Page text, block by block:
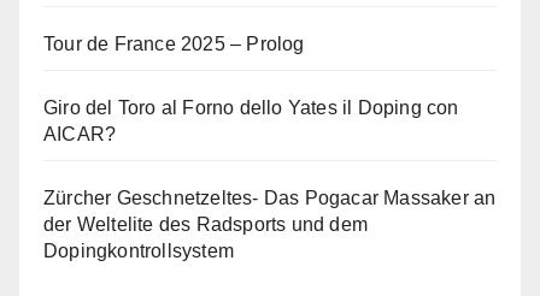
Tour de France 2025 – Prolog
Giro del Toro al Forno dello Yates il Doping con
AICAR?
Zürcher Geschnetzeltes- Das Pogacar Massaker an
der Weltelite des Radsports und dem
Dopingkontrollsystem